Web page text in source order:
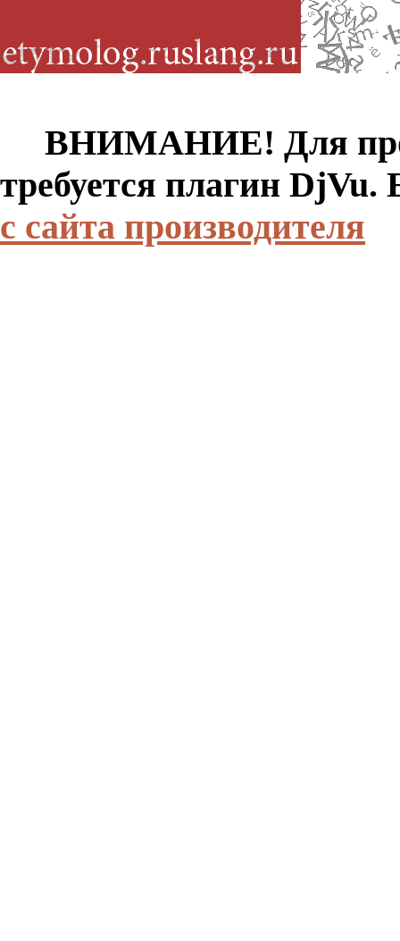
ВНИМАНИЕ! Для
требуется плагин
с сайта производителя